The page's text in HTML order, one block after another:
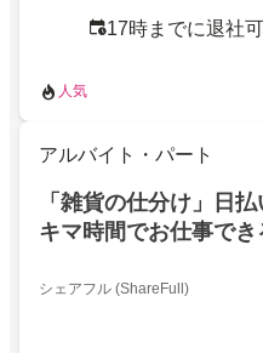
17時までに退社可
人気
アルバイト・パート
「雑貨の仕分け」日
キマ時間でお仕事でき
シェアフル (ShareFull)